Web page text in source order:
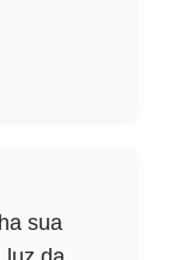
sua